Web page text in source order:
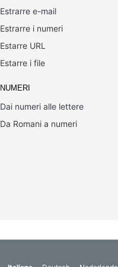
Estrarre e-mail
Estrarre i numeri
Estarre URL
Estarre i file
NUMERI
Dai numeri alle lettere
Da Romani a numeri